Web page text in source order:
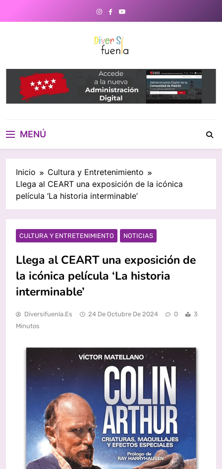
DiverSiFuenla
Diversifuenla – Tu medio digital
de referencia en Fuenlabrada.
Noticias, eventos culturales,
gastronomía y un directorio de
MENÚ
Inicio
Cultura y Entretenimiento
Llega al CEART una exposición de la icónica
película ‘La historia interminable’
CULTURA Y ENTRETENIMIENTO NOTICIAS
Llega al CEART una exposición de
la icónica película ‘La historia
interminable’
Diversifuenla.es 24 De Octubre De 2024 0
3
Minutos